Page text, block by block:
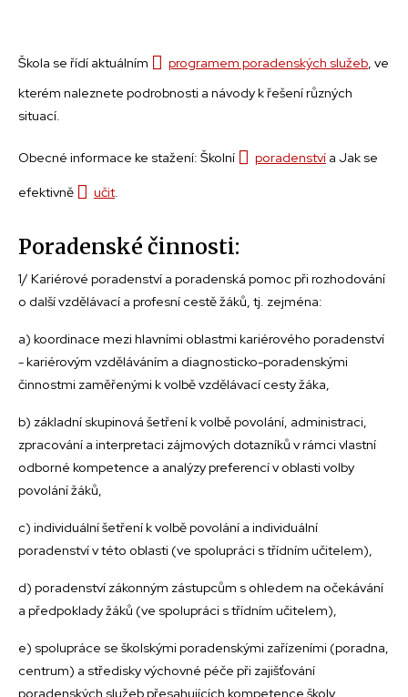
Škola se řídí aktuálním programem poradenských služeb , ve
kterém naleznete podrobnosti a návody k řešení různých
situací.
Obecné informace ke stažení: Školní poradenství a Jak se
efektivně
učit.
Poradenské činnosti:
1/ Kariérové poradenství a poradenská pomoc při rozhodování
o další vzdělávací a profesní cestě žáků, tj. zejména:
a) koordinace mezi hlavními oblastmi kariérového poradenství
- kariérovým vzděláváním a diagnosticko-poradenskými
činnostmi zaměřenými k volbě vzdělávací cesty žáka,
b) základní skupinová šetření k volbě povolání, administraci,
zpracování a interpretaci zájmových dotazníků v rámci vlastní
odborné kompetence a analýzy preferencí v oblasti volby
povolání žáků,
c) individuální šetření k volbě povolání a individuální
poradenství v této oblasti (ve spolupráci s třídním učitelem),
d) poradenství zákonným zástupcům s ohledem na očekávání
a předpoklady žáků (ve spolupráci s třídním učitelem),
e) spolupráce se školskými poradenskými zařízeními (poradna,
centrum) a středisky výchovné péče při zajišťování
poradenských služeb přesahujících kompetence školy,